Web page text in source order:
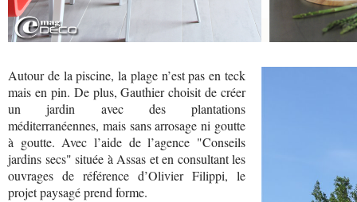
Autour de la piscine, la plage n’est pas en teck
mais en pin. De plus, Gauthier choisit de créer
un jardin avec des plantations
méditerranéennes, mais sans arrosage ni goutte
à goutte. Avec l’aide de l’agence "Conseils
jardins secs" située à Assas et en consultant les
ouvrages de référence d’Olivier Filippi, le
projet paysagé prend forme.